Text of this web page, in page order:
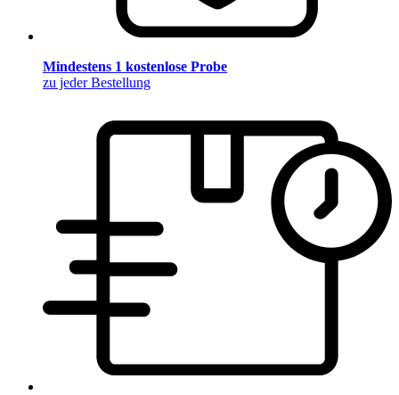
Mindestens 1 kostenlose Probe
zu jeder Bestellung